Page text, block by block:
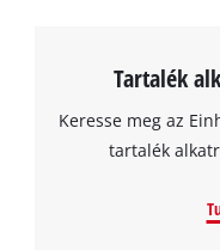
Tartalék
Keresse meg az
tartalék